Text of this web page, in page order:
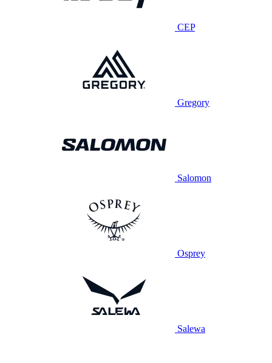
CEP
Gregory
Salomon
Osprey
Salewa